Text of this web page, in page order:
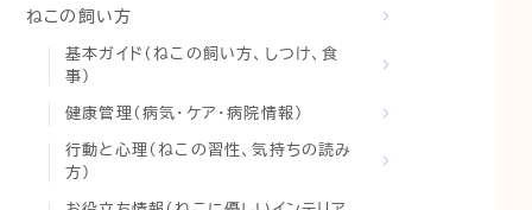
ねこの飼い方
基本ガイド（ねこの飼い方、しつけ、食
事）
健康管理（病気・ケア・病院情報）
行動と心理（ねこの習性、気持ちの読み
方）